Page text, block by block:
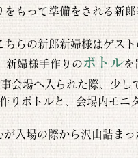
をもって準備をされる新
ちらの新郎新婦様はゲス
新婦様手作りのボトルを
会場へ入られた際、少し
りボトルと、会場内モニ
が入場の際から沢山詰ま